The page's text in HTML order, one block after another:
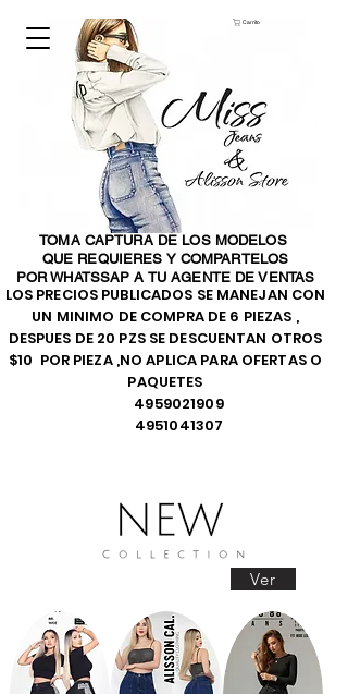
LOS PRECIOS PUBLICADOS SE MANEJAN CON
UN MINIMO DE COMPRA DE 6 PIEZAS ,
DESPUES DE 20 PZS SE DESCUENTAN OTROS
$10 POR PIEZA ,NO APLICA PARA OFERTAS O
PAQUETES
4959021909
4951041307
Ver
TOMA CAPTURA DE LOS MODELOS
QUE REQUIERES Y COMPARTELOS
POR WHATSSAP A TU AGENTE DE VENTAS
Carrito